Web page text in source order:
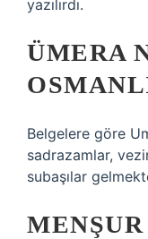
yazılırdı.
ÜMERA
Belgelere göre
sadrazamlar,
subaşılar